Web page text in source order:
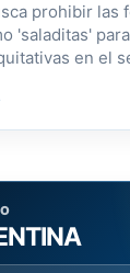
prohibir las
'saladitas'
en el